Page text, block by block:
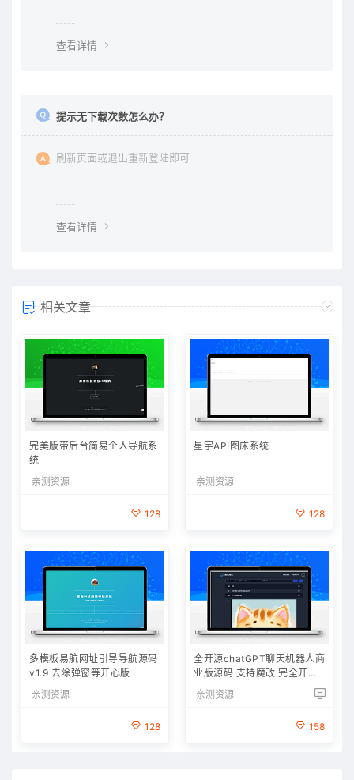
查看详情
提示无下载次数怎么办？
刷新页面或退出重新登陆即可
查看详情
相关文章
完美版带后台简易个人导航系
统
亲测资源
128
星宇API图床系统
亲测资源
128
多模板易航网址引导导航源码
v1.9 去除弹窗等开心版
亲测资源
128
全开源chatGPT聊天机器人商
业版源码 支持魔改 完全开放
源代码
亲测资源
158